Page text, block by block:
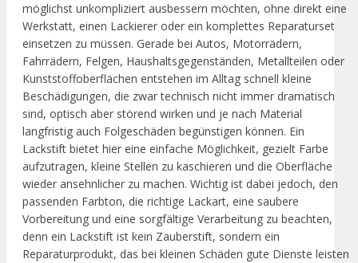
möglichst unkompliziert ausbessern möchten, ohne direkt eine
Werkstatt, einen Lackierer oder ein komplettes Reparaturset
einsetzen zu müssen. Gerade bei Autos, Motorrädern,
Fahrrädern, Felgen, Haushaltsgegenständen, Metallteilen oder
Kunststoffoberflächen entstehen im Alltag schnell kleine
Beschädigungen, die zwar technisch nicht immer dramatisch
sind, optisch aber störend wirken und je nach Material
langfristig auch Folgeschäden begünstigen können. Ein
Lackstift bietet hier eine einfache Möglichkeit, gezielt Farbe
aufzutragen, kleine Stellen zu kaschieren und die Oberfläche
wieder ansehnlicher zu machen. Wichtig ist dabei jedoch, den
passenden Farbton, die richtige Lackart, eine saubere
Vorbereitung und eine sorgfältige Verarbeitung zu beachten,
denn ein Lackstift ist kein Zauberstift, sondern ein
Reparaturprodukt, das bei kleinen Schäden gute Dienste leisten